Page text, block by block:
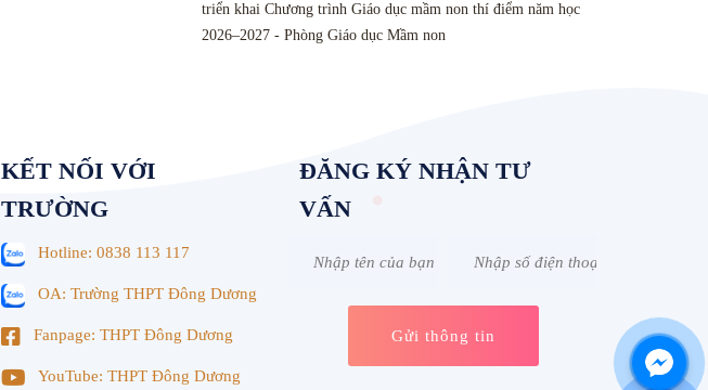
triển khai Chương trình Giáo dục mầm non thí điểm năm học
2026–2027 - Phòng Giáo dục Mầm non
KẾT NỐI VỚI
TRƯỜNG
Hotline: 0838 113 117
OA: Trường THPT Đông Dương
Fanpage: THPT Đông Dương
YouTube: THPT Đông Dương
ĐĂNG KÝ NHẬN TƯ
VẤN